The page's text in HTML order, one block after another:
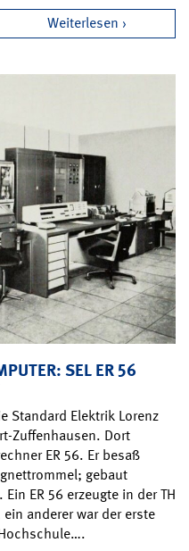
Weiterlesen
SEL ER 56
Standard Elektrik Lorenz
Zuffenhausen. Dort
ER 56. Er besaß
gebaut
ER 56 erzeugte in der TH
anderer war der erste